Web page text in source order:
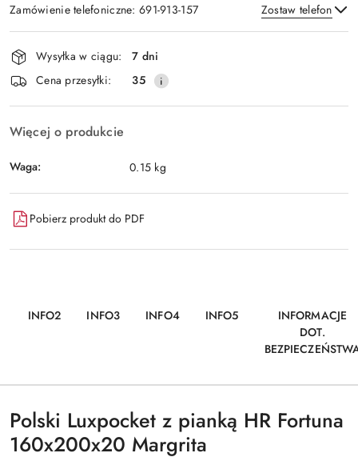
Zamówienie telefoniczne: 691-913-157 Zostaw telefon
Wyślij
Dostępność
i
dostawa
Wysyłka w ciągu:
7 dni
Cena przesyłki:
35
Więcej o produkcie
Waga: 0.15 kg
Pobierz produkt do PDF
INFO2 INFO3 INFO4 INFO5
INFORMACJE
DOT.
Polski Luxpocket z pianką HR Fortuna
160x200x20 Margrita